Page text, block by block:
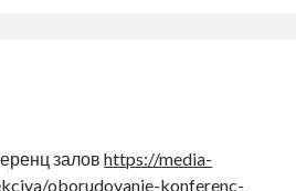
заловhttps://media-
oborudovanie-konferenc-